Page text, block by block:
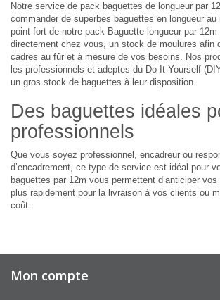
Notre service de pack baguettes de longueur par
commander de superbes baguettes en longueur
point fort de notre pack Baguette longueur par 12m
directement chez vous, un stock de moulures afin
cadres au fûr et à mesure de vos besoins. Nos
les professionnels et adeptes du Do It Yourself
un gros stock de baguettes à leur disposition.
Des baguettes idéales
professionnels
Que vous soyez professionnel, encadreur ou
d’encadrement, ce type de service est idéal pour
baguettes par 12m vous permettent d’anticiper
plus rapidement pour la livraison à vos clients ou
coût.
Mon compte